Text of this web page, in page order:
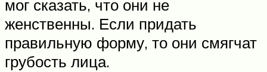
мог сказать, что они не
женственны. Если придать
правильную форму, то они смягчат
грубость лица.